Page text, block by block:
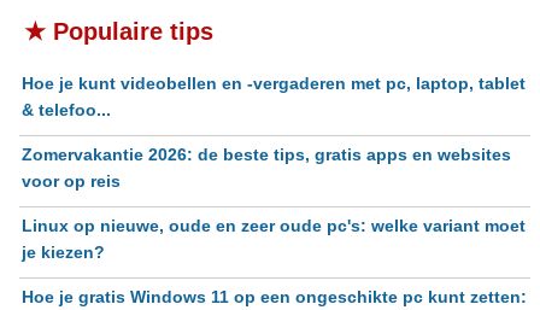
★ Populaire tips
Hoe je kunt videobellen en -vergaderen met pc, laptop, tablet
& telefoo...
Zomervakantie 2026: de beste tips, gratis apps en websites
voor op reis
Linux op nieuwe, oude en zeer oude pc's: welke variant moet
je kiezen?
Hoe je gratis Windows 11 op een ongeschikte pc kunt zetten: